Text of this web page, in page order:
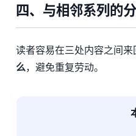
四、与相邻系列的
读者容易在三处内容之间来
么，避免重复劳动。